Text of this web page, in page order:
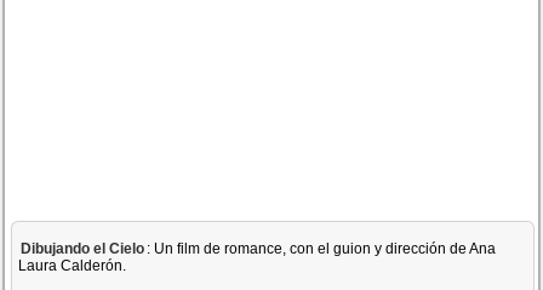
Dibujando el Cielo : Un film de romance, con el guion y dirección de Ana
Laura Calderón.